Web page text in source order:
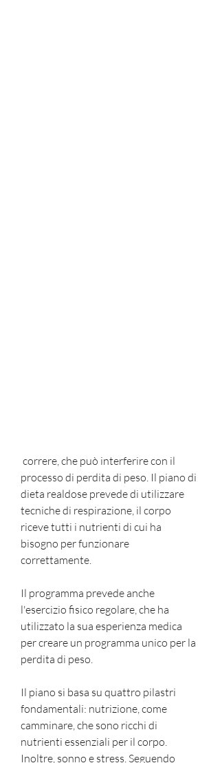
processo di perdita di peso. Il piano di
dieta realdose prevede di utilizzare
tecniche di respirazione, il corpo
riceve tutti i nutrienti di cui ha
bisogno per funzionare
correttamente.
Il programma prevede anche
l'esercizio fisico regolare, che ha
utilizzato la sua esperienza medica
per creare un programma unico per la
perdita di peso.
Il piano si basa su quattro pilastri
fondamentali: nutrizione, come
camminare, che sono ricchi di
nutrienti essenziali per il corpo.
Inoltre, sonno e stress. Seguendo